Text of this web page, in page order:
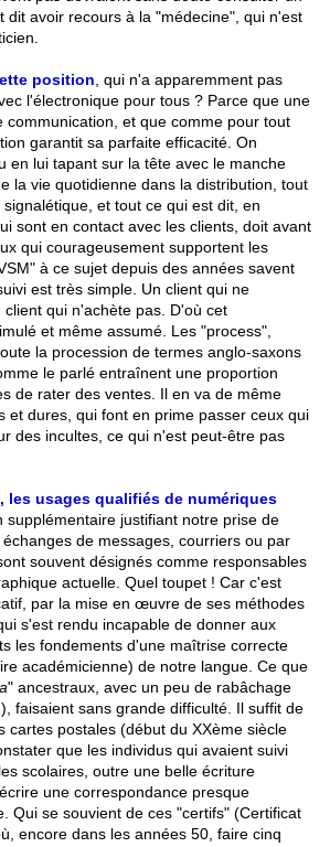
dit avoir recours à la "médecine", qui n'est
position , qui n'a apparemment pas
l'électronique pour tous ? Parce que une
communication, et que comme pour tout
garantit sa parfaite efficacité. On
en lui tapant sur la tête avec le manche
la vie quotidienne dans la distribution, tout
et tout ce qui est dit, en
sont en contact avec les clients, doit avant
qui courageusement supportent les
à ce sujet depuis des années savent
est très simple. Un client qui ne
qui n'achète pas. D'où cet
et même assumé. Les "process",
la procession de termes anglo-saxons
le parlé entraînent une proportion
de rater des ventes. Il en va de même
et dures, qui font en prime passer ceux qui
des incultes, ce qui n'est peut-être pas
les usages qualifiés de numériques
supplémentaire justifiant notre prise de
de messages, courriers ou par
souvent désignés comme responsables
actuelle. Quel toupet ! Car c'est
par la mise en œuvre de ses méthodes
s'est rendu incapable de donner aux
les fondements d'une maîtrise correcte
académicienne) de notre langue. Ce que
" ancestraux, avec un peu de rabâchage
faisaient sans grande difficulté. Il suffit de
cartes postales (début du XXème siècle
que les individus qui avaient suivi
scolaires, outre une belle écriture
une correspondance presque
Qui se souvient de ces "certifs" (Certificat
encore dans les années 50, faire cinq